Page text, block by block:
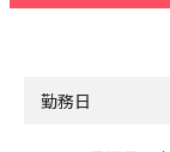
勤務日